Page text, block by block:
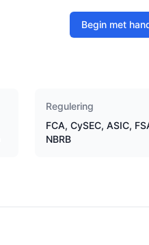
Begin met
Regulering
FCA, CySEC, ASIC,
NBRB